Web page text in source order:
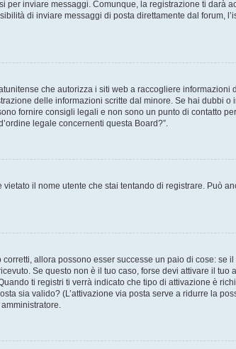
inviare messaggi. Comunque, la registrazione ti darà
di inviare messaggi di posta direttamente dal forum,
che autorizza i siti web a raccogliere
delle informazioni scritte dal minore. Se hai dubbi
fornire consigli legali e non sono un punto di contatto
legale concernenti questa Board?”.
il nome utente che stai tentando di registrare. Può
allora possono esser successe un paio di cose: se
Se questo non è il tuo caso, forse devi attivare il
ti registri ti verrà indicato che tipo di attivazione è
sia valido? (L’attivazione via posta serve a ridurre la